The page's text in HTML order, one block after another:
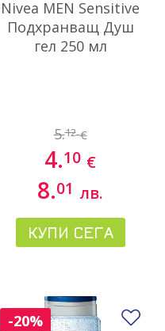
Nivea MEN Sensitive
Подхранващ Душ
гел 250 мл
5.12 €
4.10 €
8.01 лв.
КУПИ СЕГА
в любими
-20%